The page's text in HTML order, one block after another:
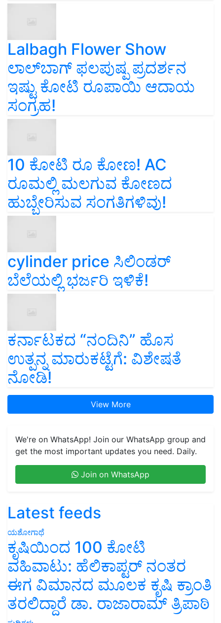
Lalbagh Flower Show
ಲಾಲ್‌ಬಾಗ್ ಫಲಪುಷ್ಪ ಪ್ರದರ್ಶನ
ಇಷ್ಟು ಕೋಟಿ ರೂಪಾಯಿ ಆದಾಯ
ಸಂಗ್ರಹ!
10 ಕೋಟಿ ರೂ ಕೋಣ! AC
ರೂಮಲ್ಲಿ ಮಲಗುವ ಕೋಣದ
ಹುಬ್ಬೇರಿಸುವ ಸಂಗತಿಗಳಿವು!
cylinder price ಸಿಲಿಂಡರ್‌
ಬೆಲೆಯಲ್ಲಿ ಭರ್ಜರಿ ಇಳಿಕೆ!
ಕರ್ನಾಟಕದ “ನಂದಿನಿ” ಹೊಸ
ಉತ್ಪನ್ನ ಮಾರುಕಟ್ಟೆಗೆ: ವಿಶೇಷತೆ
ನೋಡಿ!
View More
We're on WhatsApp! Join our WhatsApp group and
get the most important updates you need. Daily.
Join on WhatsApp
Latest feeds
ಯಶೋಗಾಥೆ
ಕೃಷಿಯಿಂದ 100 ಕೋಟಿ
ವಹಿವಾಟು: ಹೆಲಿಕಾಪ್ಟರ್ ನಂತರ
ಈಗ ವಿಮಾನದ ಮೂಲಕ ಕೃಷಿ ಕ್ರಾಂತಿ
ತರಲಿದ್ದಾರೆ ಡಾ. ರಾಜಾರಾಮ್ ತ್ರಿಪಾಠಿ